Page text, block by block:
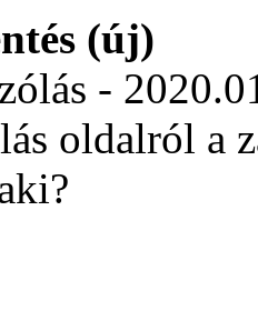
(új)
-
oldalról a